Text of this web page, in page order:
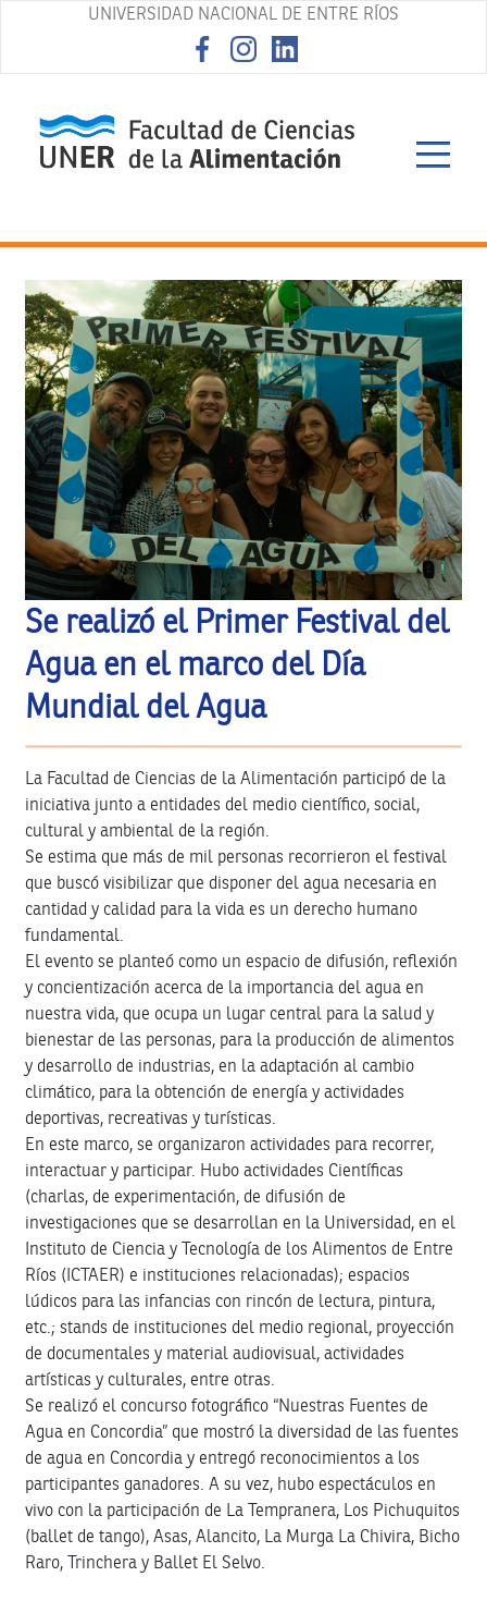
UNIVERSIDAD NACIONAL DE ENTRE RÍOS
asd
Se realizó el Primer Festival del
Agua en el marco del Día
Mundial del Agua
La Facultad de Ciencias de la Alimentación participó de la
iniciativa junto a entidades del medio científico, social,
cultural y ambiental de la región.
Se estima que más de mil personas recorrieron el festival
que buscó visibilizar que disponer del agua necesaria en
cantidad y calidad para la vida es un derecho humano
fundamental.
El evento se planteó como un espacio de difusión, reflexión
y concientización acerca de la importancia del agua en
nuestra vida, que ocupa un lugar central para la salud y
bienestar de las personas, para la producción de alimentos
y desarrollo de industrias, en la adaptación al cambio
climático, para la obtención de energía y actividades
deportivas, recreativas y turísticas.
En este marco, se organizaron actividades para recorrer,
interactuar y participar. Hubo actividades Científicas
(charlas, de experimentación, de difusión de
investigaciones que se desarrollan en la Universidad, en el
Instituto de Ciencia y Tecnología de los Alimentos de Entre
Ríos (ICTAER) e instituciones relacionadas); espacios
lúdicos para las infancias con rincón de lectura, pintura,
etc.; stands de instituciones del medio regional, proyección
de documentales y material audiovisual, actividades
artísticas y culturales, entre otras.
Se realizó el concurso fotográfico “Nuestras Fuentes de
Agua en Concordia” que mostró la diversidad de las fuentes
de agua en Concordia y entregó reconocimientos a los
participantes ganadores. A su vez, hubo espectáculos en
vivo con la participación de La Tempranera, Los Pichuquitos
(ballet de tango), Asas, Alancito, La Murga La Chivira, Bicho
Raro, Trinchera y Ballet El Selvo.